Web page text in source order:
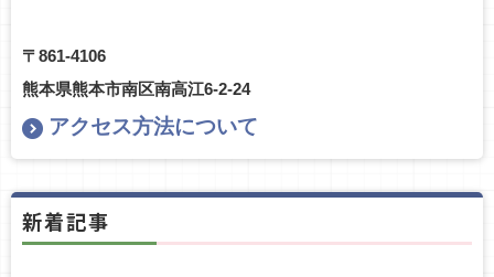
〒861-4106
熊本県熊本市南区南高江6-2-24
アクセス方法について
新着記事